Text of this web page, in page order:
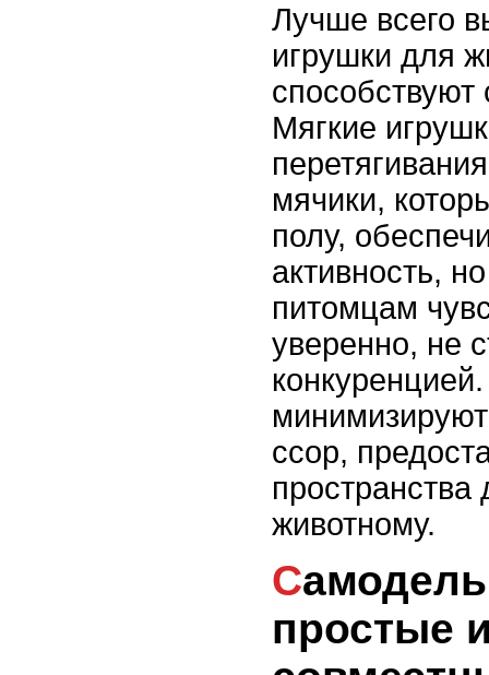
Лучше всего
игрушки для
способствуют
Мягкие
мячики,
полу,
активность,
питомцам
уверенно, не
ссор,
животному.
Самодельные игрушки:
простые